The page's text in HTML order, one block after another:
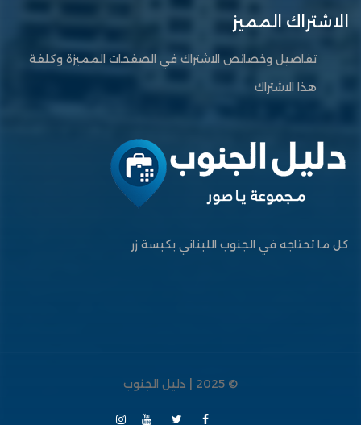
الاشتراك المميز
تفاصيل وخصائص الاشتراك في الصفحات المميزة وكلفة
هذا الاشتراك
كل ما تحتاجه في الجنوب اللبناني بكبسة زر
© 2025 | دليل الجنوب